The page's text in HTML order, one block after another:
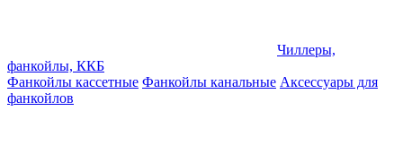
Чиллеры,
фанкойлы, ККБ
Фанкойлы кассетные Фанкойлы канальные Аксессуары для
фанкойлов